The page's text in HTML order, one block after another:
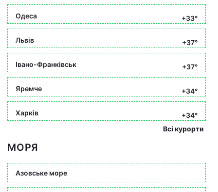
Одеса +33°
Львів +37°
Івано-Франківськ +37°
Яремче +34°
Харків
+34°
Всі курорти
МОРЯ
Азовське море